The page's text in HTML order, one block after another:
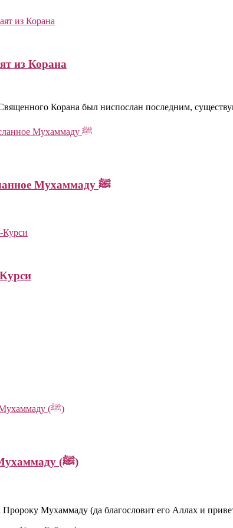
из Корана
Корана был ниспослан последним,
Первое откровение, ниспосланное Мухаммаду ﷺ
Хадис о любви к Пророку Мухаммаду (ﷺ)
Мухаммаду (да благословит его Аллах и